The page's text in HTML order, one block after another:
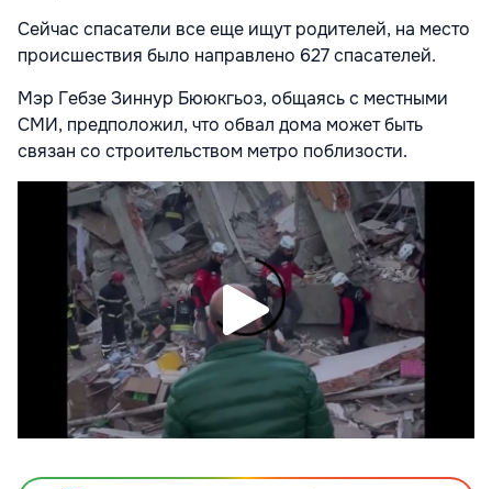
Сейчас спасатели все еще ищут родителей, на место
происшествия было направлено 627 спасателей.
Мэр Гебзе Зиннур Бююкгьоз, общаясь с местными
СМИ, предположил, что обвал дома может быть
связан со строительством метро поблизости.